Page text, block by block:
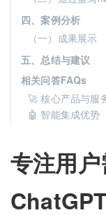
专注用
四、案例分析
（一）成果展示
五、总结与建议
相关问答FAQs
🚀 核心产品与服
🤖 智能集成优势